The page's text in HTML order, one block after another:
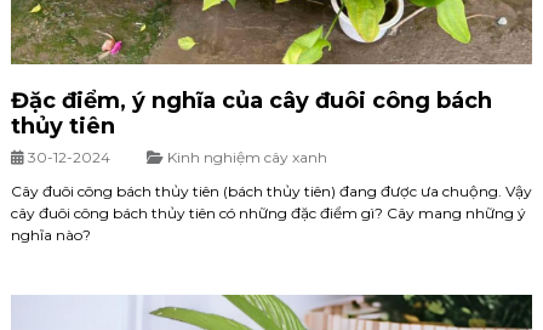
Đặc điểm, ý nghĩa của cây đuôi công bách
thủy tiên
30-12-2024
Kinh nghiệm cây xanh
Cây đuôi công bách thủy tiên (bách thủy tiên) đang được ưa chuộng. Vậy
cây đuôi công bách thủy tiên có những đặc điểm gì? Cây mang những ý
nghĩa nào?